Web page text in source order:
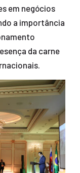
em negócios
a importância
da carne